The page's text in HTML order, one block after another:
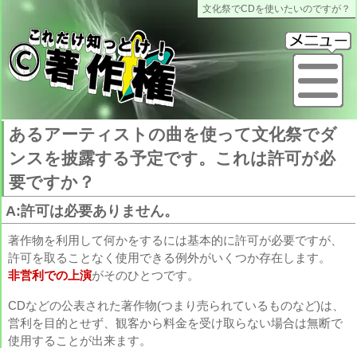
文化祭でCDを使いたいのですが？
これだけ知っとけ著作権
あるアーティストの曲を使って文化祭でダ
ンスを披露する予定です。これは許可が必
要ですか？
A:許可は必要ありません。
著作物を利用して何かをするには基本的に許可が必要ですが、
許可を取ることなく使用できる例外がいくつか存在します。
非営利での上演がそのひとつです。
CDなどの公表された著作物(つまり売られているものなど)は、
営利を目的とせず、観客から料金を受け取らない場合は無断で
使用することが出来ます。